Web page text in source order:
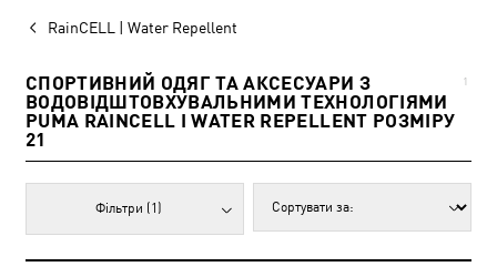
RainCELL | Water Repellent
СПОРТИВНИЙ ОДЯГ ТА АКСЕСУАРИ З
ВОДОВІДШТОВХУВАЛЬНИМИ ТЕХНОЛОГІЯМИ
PUMA RAINCELL І WATER REPELLENT РОЗМІРУ
21
1
Фільтри (1)